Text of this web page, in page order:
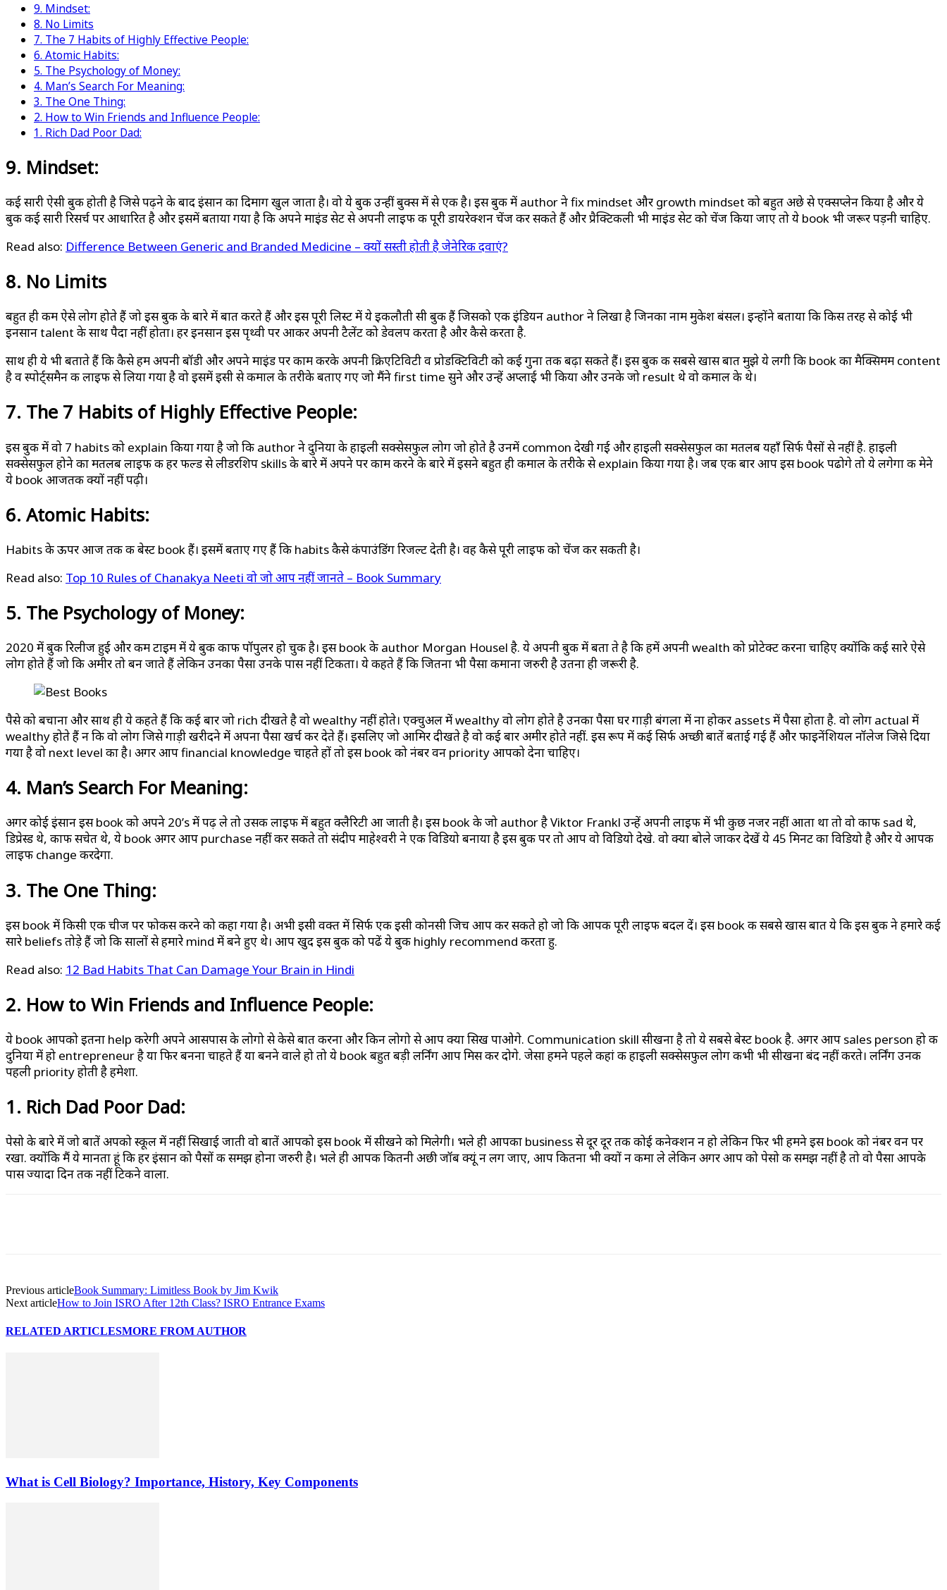
9. Mindset:
8. No Limits
7. The 7 Habits of Highly Effective People:
6. Atomic Habits:
5. The Psychology of Money:
4. Man’s Search For Meaning:
3. The One Thing:
2. How to Win Friends and Influence People:
1. Rich Dad Poor Dad:
9. Mindset:
कई सारी ऐसी बुक होती है जिसे पढ़ने के बाद इंसान का दिमाग खुल जाता है। वो ये बुक उन्हीं बुक्स में से एक है। इस बुक में author ने fix mindset और growth mindset को बहुत अछे से एक्सप्लेन किया है और ये
बुक कई सारी रिसर्च पर आधारित है और इसमें बताया गया है कि अपने माइंड सेट से अपनी लाइफ की पूरी डायरेक्शन चेंज कर सकते हैं और प्रैक्टिकली भी माइंड सेट को चेंज किया जाए तो ये book भी जरूर पड़नी चाहिए.
Read also: Difference Between Generic and Branded Medicine – क्यों सस्ती होती है जेनेरिक दवाएं?
8. No Limits
बहुत ही कम ऐसे लोग होते हैं जो इस बुक के बारे में बात करते हैं और इस पूरी लिस्ट में ये इकलौती सी बुक हैं जिसको एक इंडियन author ने लिखा है जिनका नाम मुकेश बंसल। इन्होंने बताया कि किस तरह से कोई भी
इनसान talent के साथ पैदा नहीं होता। हर इनसान इस पृथ्वी पर आकर अपनी टैलेंट को डेवलप करता है और कैसे करता है.
साथ ही ये भी बताते हैं कि कैसे हम अपनी बॉडी और अपने माइंड पर काम करके अपनी क्रिएटिविटी व प्रोडक्टिविटी को कई गुना तक बढ़ा सकते हैं। इस बुक की सबसे खास बात मुझे ये लगी कि book का मैक्सिमम content
है व स्पोर्ट्समैन की लाइफ से लिया गया है वो इसमें इसी से कमाल के तरीके बताए गए जो मैंने first time सुने और उन्हें अप्लाई भी किया और उनके जो result थे वो कमाल के थे।
7. The 7 Habits of Highly Effective People:
इस बुक में वो 7 habits को explain किया गया है जो कि author ने दुनिया के हाइली सक्सेसफुल लोग जो होते है उनमें common देखी गई और हाइली सक्सेसफुल का मतलब यहाँ सिर्फ पैसों से नहीं है. हाइली
सक्सेसफुल होने का मतलब लाइफ की हर फील्ड से लीडरशिप skills के बारे में अपने पर काम करने के बारे में इसने बहुत ही कमाल के तरीके से explain किया गया है। जब एक बार आप इस book पढोगे तो ये लगेगा की मेने
ये book आजतक क्यों नहीं पढ़ी।
6. Atomic Habits:
Habits के ऊपर आज तक की बेस्ट book हैं। इसमें बताए गए हैं कि habits कैसे कंपाउंडिंग रिजल्ट देती है। वह कैसे पूरी लाइफ को चेंज कर सकती है।
Read also: Top 10 Rules of Chanakya Neeti वो जो आप नहीं जानते – Book Summary
5. The Psychology of Money:
2020 में बुक रिलीज हुई और कम टाइम में ये बुक काफी पॉपुलर हो चुकी है। इस book के author Morgan Housel है. ये अपनी बुक में बता ते है कि हमें अपनी wealth को प्रोटेक्ट करना चाहिए क्योंकि कई सारे ऐसे
लोग होते हैं जो कि अमीर तो बन जाते हैं लेकिन उनका पैसा उनके पास नहीं टिकता। ये कहते हैं कि जितना भी पैसा कमाना जरुरी है उतना ही जरूरी है.
पैसे को बचाना और साथ ही ये कहते हैं कि कई बार जो rich दीखते है वो wealthy नहीं होते। एक्चुअल में wealthy वो लोग होते है उनका पैसा घर गाड़ी बंगला में ना होकर assets में पैसा होता है. वो लोग actual में
wealthy होते हैं न कि वो लोग जिसे गाड़ी खरीदने में अपना पैसा खर्च कर देते हैं। इसलिए जो आमिर दीखते है वो कई बार अमीर होते नहीं. इस रूप में कई सिर्फ अच्छी बातें बताई गई हैं और फाइनेंशियल नॉलेज जिसे दिया
गया है वो next level का है। अगर आप financial knowledge चाहते हों तो इस book को नंबर वन priority आपको देना चाहिए।
4. Man’s Search For Meaning:
अगर कोई इंसान इस book को अपने 20’s में पढ़ ले तो उसकी लाइफ में बहुत क्लैरिटी आ जाती है। इस book के जो author है Viktor Frankl उन्हें अपनी लाइफ में भी कुछ नजर नहीं आता था तो वो काफी sad थे,
डिप्रेस्ड थे, काफी सचेत थे, ये book अगर आप purchase नहीं कर सकते तो संदीप माहेश्वरी ने एक विडियो बनाया है इस बुक पर तो आप वो विडियो देखे. वो क्या बोले जाकर देखें ये 45 मिनट का विडियो है और ये आपकी
लाइफ change करदेगा.
3. The One Thing:
इस book में किसी एक चीज पर फोकस करने को कहा गया है। अभी इसी वक्त में सिर्फ एक इसी कोनसी जिच आप कर सकते हो जो कि आपकी पूरी लाइफ बदल दें। इस book की सबसे खास बात ये कि इस बुक ने हमारे कई
सारे beliefs तोड़े हैं जो कि सालों से हमारे mind में बने हुए थे। आप खुद इस बुक को पढें ये बुक highly recommend करता हु.
Read also: 12 Bad Habits That Can Damage Your Brain in Hindi
2. How to Win Friends and Influence People:
ये book आपको इतना help करेगी अपने आसपास के लोगो से केसे बात करना और किन लोगो से आप क्या सिख पाओगे. Communication skill सीखना है तो ये सबसे बेस्ट book है. अगर आप sales person हो की
दुनिया में हो entrepreneur है या फिर बनना चाहते हैं या बनने वाले हो तो ये book बहुत बड़ी लर्निंग आप मिस कर दोगे. जेसा हमने पहले कहां की हाइली सक्सेसफुल लोग कभी भी सीखना बंद नहीं करते। लर्निंग उनकी
पहली priority होती है हमेशा.
1. Rich Dad Poor Dad:
पेसो के बारे में जो बातें अपको स्कूल में नहीं सिखाई जाती वो बातें आपको इस book में सीखने को मिलेगी। भले ही आपका business से दूर दूर तक कोई कनेक्शन न हो लेकिन फिर भी हमने इस book को नंबर वन पर
रखा. क्योंकि मैं ये मानता हूं कि हर इंसान को पैसों की समझ होना जरुरी है। भले ही आपकी कितनी अछी जॉब क्यूं न लग जाए, आप कितना भी क्यों न कमा ले लेकिन अगर आप को पेसो की समझ नहीं है तो वो पैसा आपके
पास ज्यादा दिन तक नहीं टिकने वाला.
Previous articleBook Summary: Limitless Book by Jim Kwik
Next articleHow to Join ISRO After 12th Class? ISRO Entrance Exams
RELATED ARTICLESMORE FROM AUTHOR
What is Cell Biology? Importance, History, Key Components